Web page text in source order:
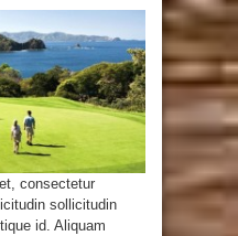
consectetur
sollicitudin
id. Aliquam